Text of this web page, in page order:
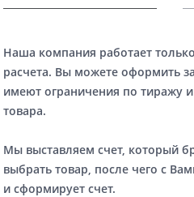
Наша компания работает
расчета. Вы можете оформить
имеют ограничения по тиражу
товара.
Мы выставляем счет, который
выбрать товар, после чего с
и сформирует счет.